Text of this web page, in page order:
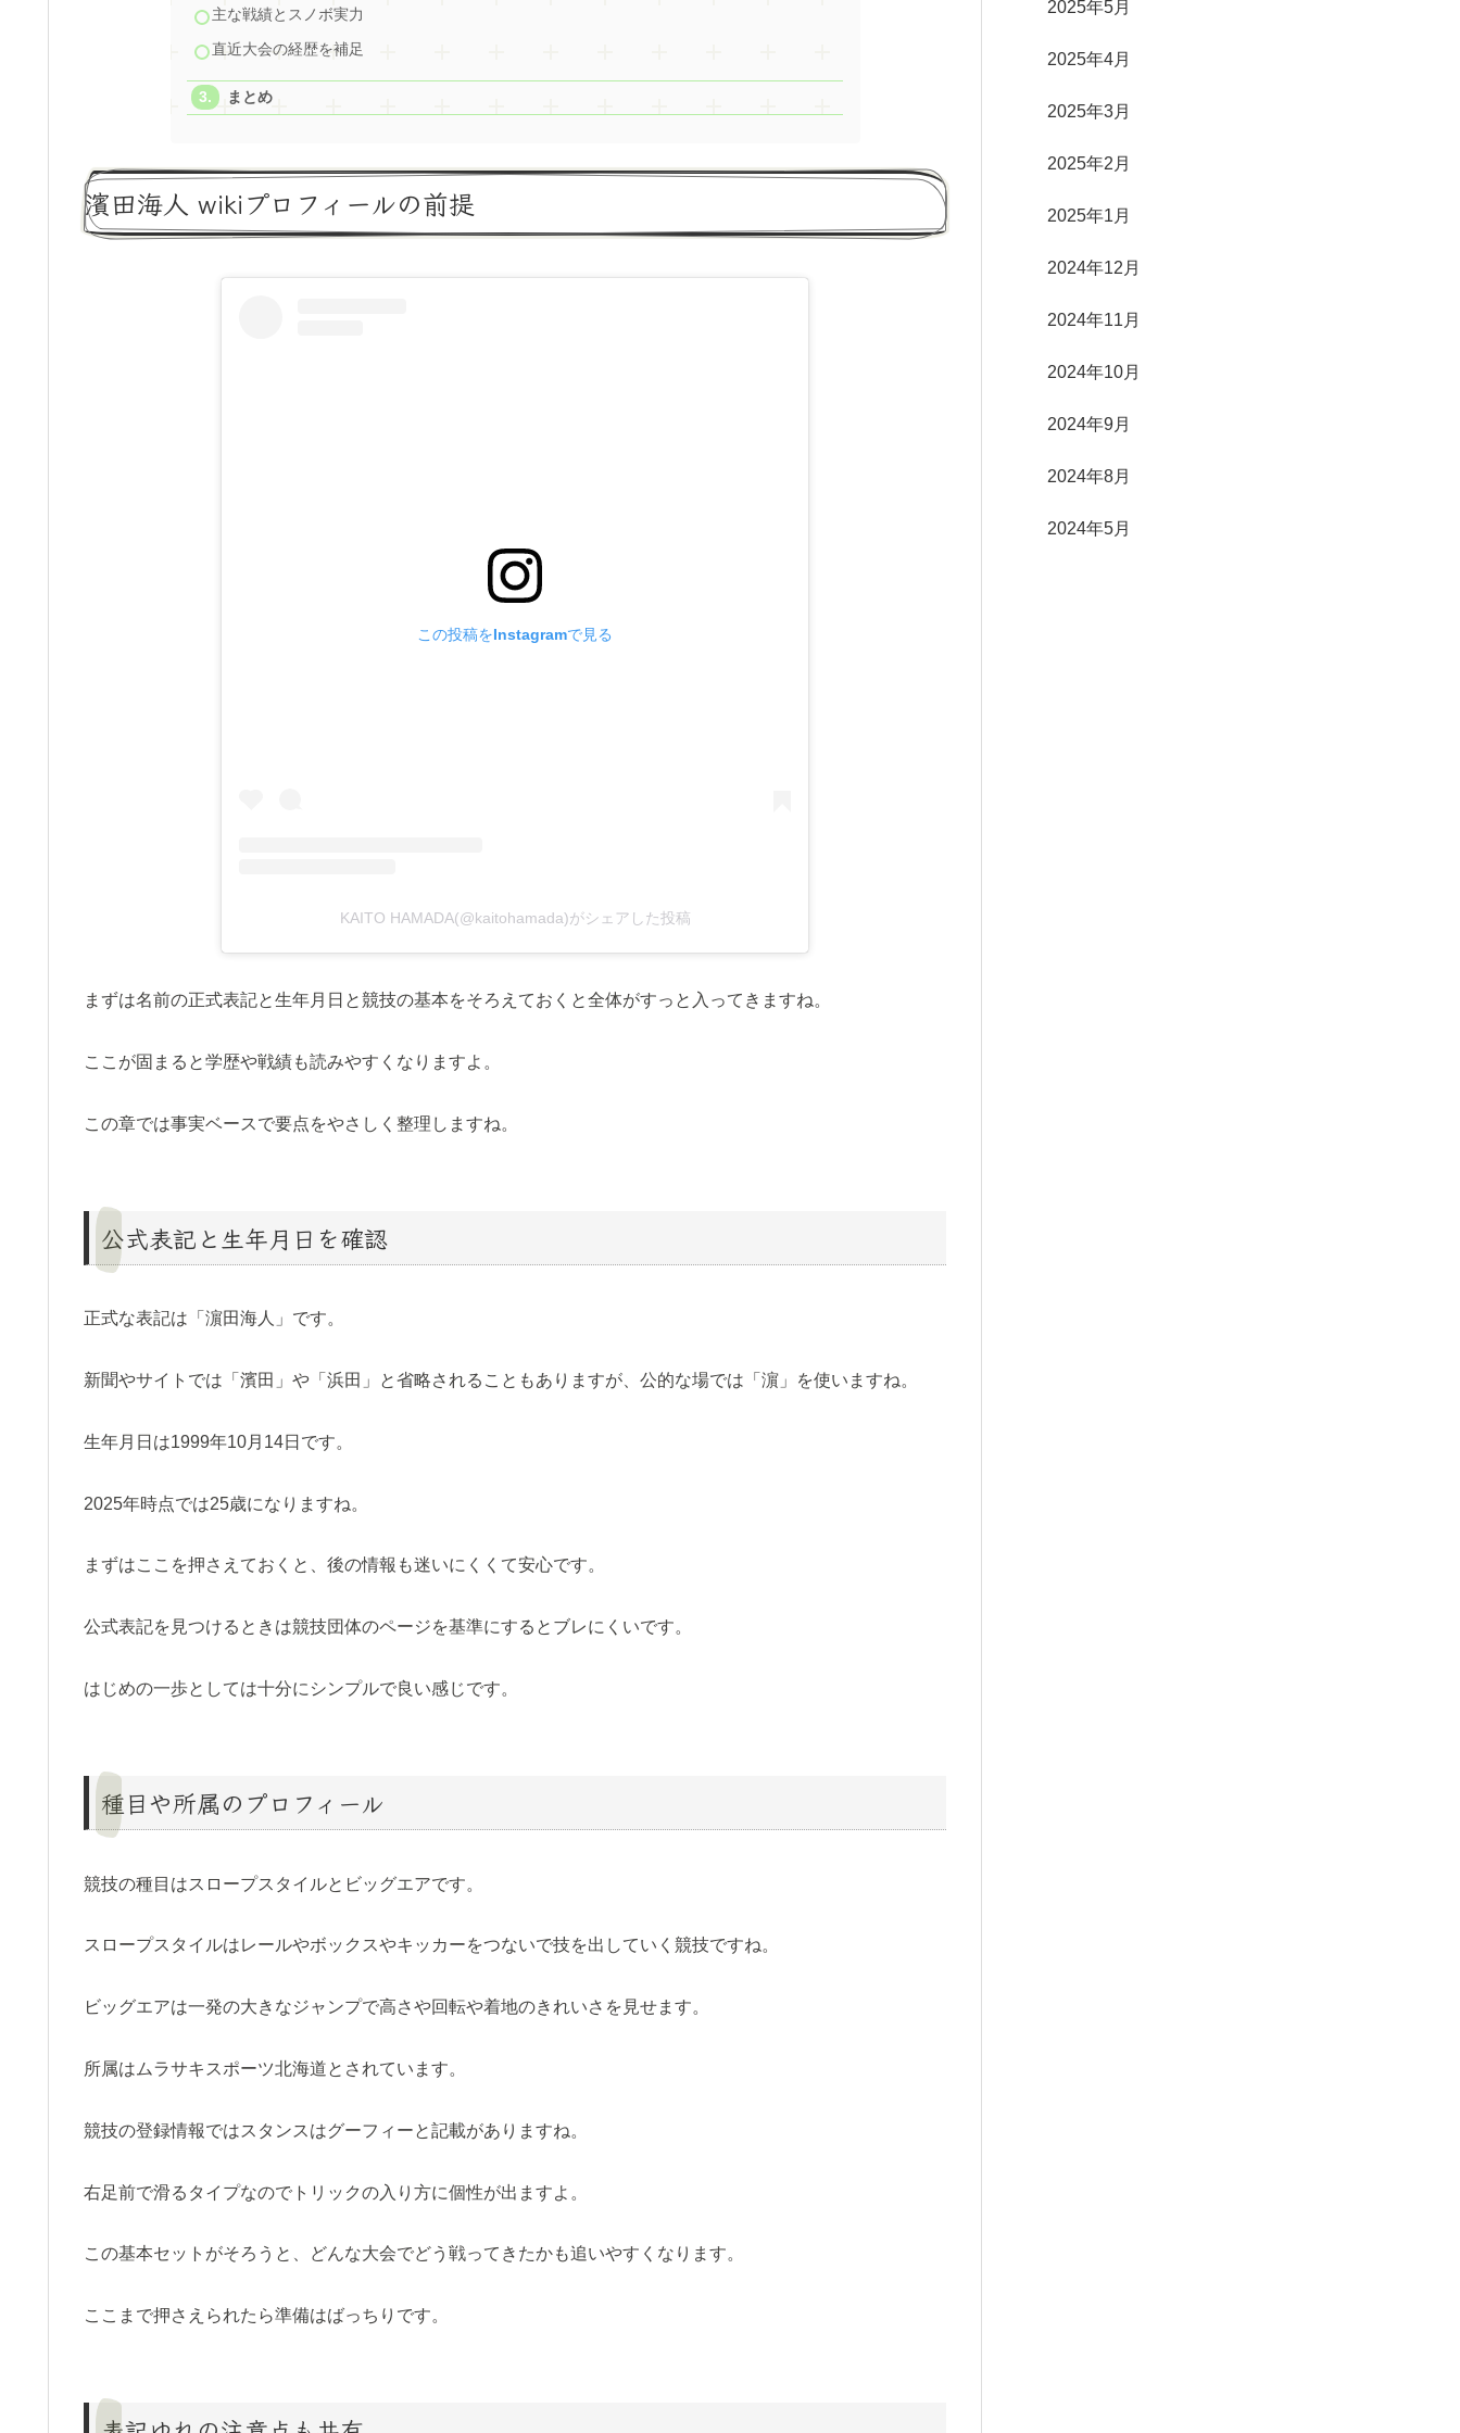
主な戦績とスノボ実力
直近大会の経歴を補足
まとめ
濱田海人 wikiプロフィールの前提
この投稿をInstagramで見る
KAITO HAMADA(@kaitohamada)がシェアした投稿
まずは名前の正式表記と生年月日と競技の基本をそろえておくと全体がすっと入ってきますね。
ここが固まると学歴や戦績も読みやすくなりますよ。
この章では事実ベースで要点をやさしく整理しますね。
公式表記と生年月日を確認
正式な表記は「濵田海人」です。
新聞やサイトでは「濱田」や「浜田」と省略されることもありますが、公的な場では「濵」を使いますね。
生年月日は1999年10月14日です。
2025年時点では25歳になりますね。
まずはここを押さえておくと、後の情報も迷いにくくて安心です。
公式表記を見つけるときは競技団体のページを基準にするとブレにくいです。
はじめの一歩としては十分にシンプルで良い感じです。
種目や所属のプロフィール
競技の種目はスロープスタイルとビッグエアです。
スロープスタイルはレールやボックスやキッカーをつないで技を出していく競技ですね。
ビッグエアは一発の大きなジャンプで高さや回転や着地のきれいさを見せます。
所属はムラサキスポーツ北海道とされています。
競技の登録情報ではスタンスはグーフィーと記載がありますね。
右足前で滑るタイプなのでトリックの入り方に個性が出ますよ。
この基本セットがそろうと、どんな大会でどう戦ってきたかも追いやすくなります。
ここまで押さえられたら準備はばっちりです。
2025年5月
2025年4月
2025年3月
2025年2月
2025年1月
2024年12月
2024年11月
2024年10月
2024年9月
2024年8月
2024年5月